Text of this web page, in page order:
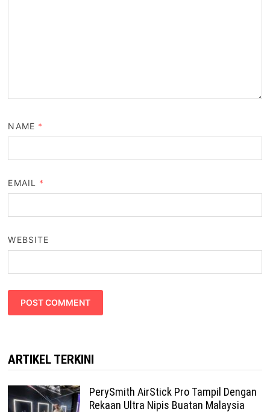
NAME *
EMAIL *
WEBSITE
ARTIKEL TERKINI
PerySmith AirStick Pro Tampil Dengan
Rekaan Ultra Nipis Buatan Malaysia